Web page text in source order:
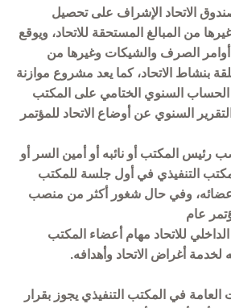
أمين صندوق الاتحاد الإشراف على تحصيل
من المبالغ المستحقة للاتحاد، ويوقع
الصرف والشيكات وغيرها من
بنشاط الاتحاد، كما يعد مشروع موازنة
الحساب السنوي الختامي على المكتب
التقرير السنوي عن أوضاع الاتحاد للمؤتمر
منصب رئيس المكتب أو نائبه أو أمين السر أو
التنفيذي في أول جلسة للمكتب
أعضائه، وفي حال شغور أكثر من منصب
عام
الداخلي للاتحاد مهام أعضاء المكتب
لخدمة أغراض الاتحاد وأهدافه.
العامة في المكتب التنفيذي يجوز بقرار